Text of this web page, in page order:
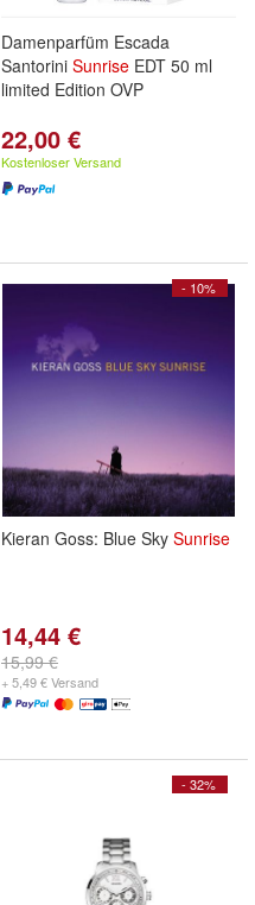
Damenparfüm Escada
Santorini Sunrise EDT 50 ml
limited Edition OVP
22,00 €
Kostenloser Versand
- 10%
Kieran Goss: Blue Sky Sunrise
14,44 €
15,99 €
+ 5,49 € Versand
- 32%